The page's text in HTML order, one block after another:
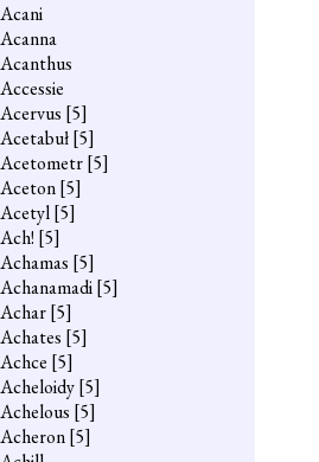
Acani
Acanna
Acanthus
Accessie
Acervus [5]
Acetabuł[5]
Acetometr[5]
Aceton[5]
Acetyl[5]
Ach! [5]
Achamas [5]
Achanamadi[5]
Achar[5]
Achates [5]
Achce [5]
Acheloidy[5]
Achelous [5]
Acheron[5]